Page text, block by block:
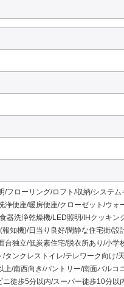
/フローリング/ロフト/収納/システム
浄便座/暖房便座/クローゼット/ウォ
器洗浄乾燥機/LED照明/IHクッキン
知機)/日当り良好/閑静な住宅街/設
台独立/低炭素住宅/脱衣所あり/小学
タンクレストイレ/テレワーク向け/
上/南西向き/パントリー/南面バルコ
ニ徒歩5分以内/スーパー徒歩10分以